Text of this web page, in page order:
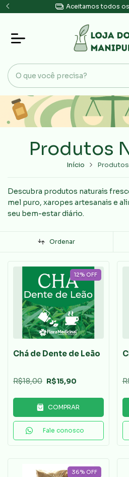
Aceitamos todos os
Produtos
Início
Descubra produtos naturais
mel puro, xaropes artesanais e
seu bem-estar diário.
Ordenar
12% OFF
Chá de Dente de Leão
R$18,00 R$15,90
COMPRAR
Fale conosco
36% OFF